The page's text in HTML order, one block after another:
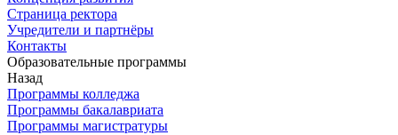
Страница ректора
Учредители и партнёры
Контакты
Образовательные программы
Назад
Программы колледжа
Программы бакалавриата
Программы магистратуры